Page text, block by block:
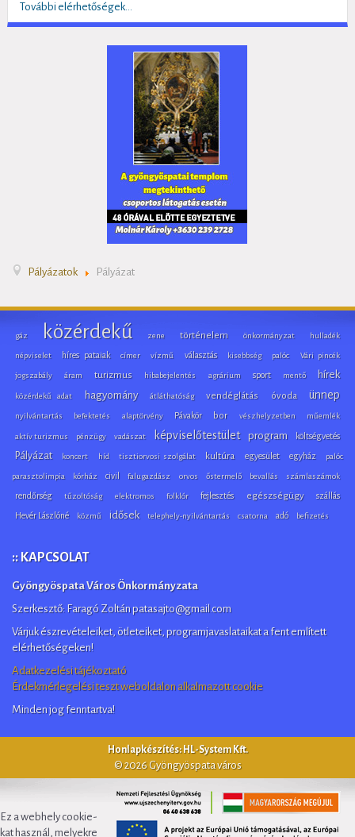
További elérhetőségek...
Pályázatok Pályázat
gáz közérdekű zene történelem önkormányzat hulladék
népviselet híres pataiak címer vízmű választás kisebbség palóc Vári pincék
jogszabály áram turizmus hibabejelentés agrárium sport mentő hírek
közérdekű adat hagyomány átláthatóság vendéglátás óvoda ünnep
nyilvántartás befektetés alaptörvény Pávakör bor vészhelyzetben műemlék
aktív turizmus pénzügy vadászat képviselőtestület program költségvetés
Pályázat koncert híd tisztiorvosi szolgálat kultúra egyesület egyház palóc
parasztolimpia kórház civil falugazdász orvos őstermelő bevallás számlaszámok
rendőrség tűzoltóság elektromos folklór fejlesztés egészségügy szállás
Hevér Lászlóné közmű idősek telephely-nyilvántartás csatorna adó befizetés
:: KAPCSOLAT
Gyöngyöspata Város Önkormányzata
Szerkesztő: Faragó Zoltán patasajto@gmail.com
Várjuk észrevételeiket, ötleteiket, programjavaslataikat a fent említett
elérhetőségeken!
Adatkezelési tájékoztató
Érdekmérlegelési teszt weboldalon alkalmazott cookie
Minden jog fenntartva!
Honlapkészítés: HL-System Kft.
© 2026 Gyöngyöspata város
Ez a webhely cookie-
kat használ, melyekre